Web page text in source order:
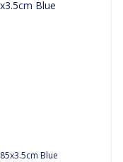
Blue